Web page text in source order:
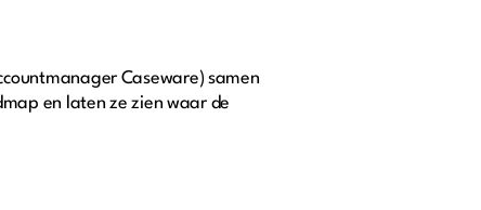
Caseware) samen
en laten ze zien waar de